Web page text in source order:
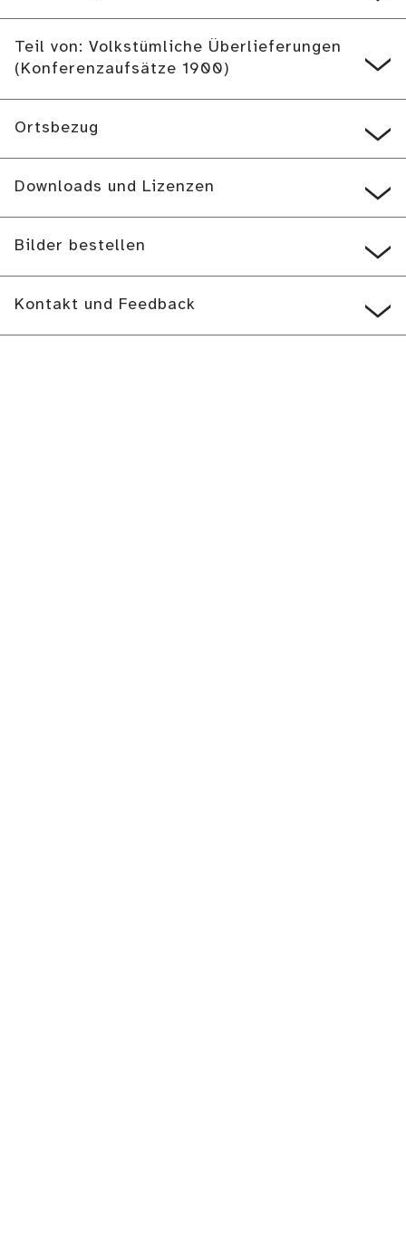
Teil von: Volkstümliche Überlieferungen
(Konferenzaufsätze 1900)
Ortsbezug
Downloads und Lizenzen
Bilder bestellen
Kontakt und Feedback